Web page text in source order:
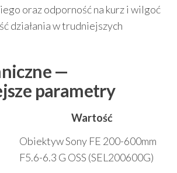
oraz odporność na kurz i wilgoć
działania w trudniejszych
—
parametry
Wartość
Obiektyw Sony FE 200-600mm
F5.6-6.3 G OSS (SEL200600G)